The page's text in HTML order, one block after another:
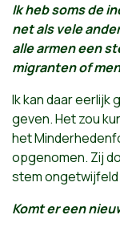
Ik heb soms de
net als vele
alle armen een
migranten of
Ik kan daar eerlijk
geven. Het zou
het
opgenomen. Zij
stem
Komt er een